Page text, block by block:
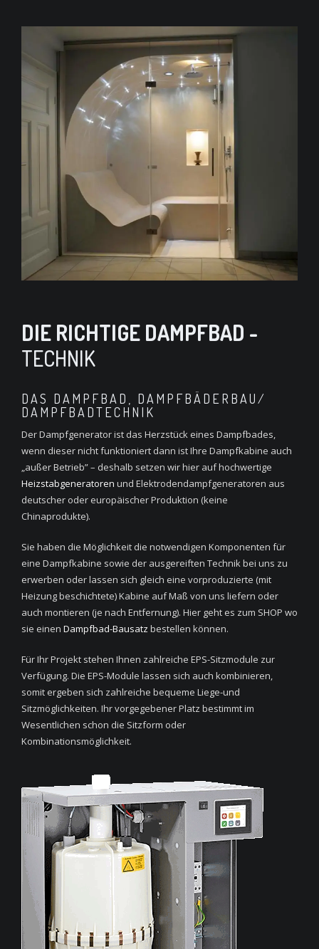
DIE RICHTIGE DAMPFBAD -
TECHNIK
DAS DAMPFBAD, DAMPFBÄDERBAU/
DAMPFBADTECHNIK
Der Dampfgenerator ist das Herzstück eines Dampfbades,
wenn dieser nicht funktioniert dann ist Ihre Dampfkabine auch
„außer Betrieb” – deshalb setzen wir hier auf hochwertige
Heizstabgeneratoren und Elektrodendampfgeneratoren aus
deutscher oder europäischer Produktion (keine
Chinaprodukte).
Sie haben die Möglichkeit die notwendigen Komponenten für
eine Dampfkabine sowie der ausgereiften Technik bei uns zu
erwerben oder lassen sich gleich eine vorproduzierte (mit
Heizung beschichtete) Kabine auf Maß von uns liefern oder
auch montieren (je nach Entfernung). Hier geht es zum SHOP wo
sie einen Dampfbad-Bausatz bestellen können.
Für Ihr Projekt stehen Ihnen zahlreiche EPS-Sitzmodule zur
Verfügung. Die EPS-Module lassen sich auch kombinieren,
somit ergeben sich zahlreiche bequeme Liege-und
Sitzmöglichkeiten. Ihr vorgegebener Platz bestimmt im
Wesentlichen schon die Sitzform oder
Kombinationsmöglichkeit.